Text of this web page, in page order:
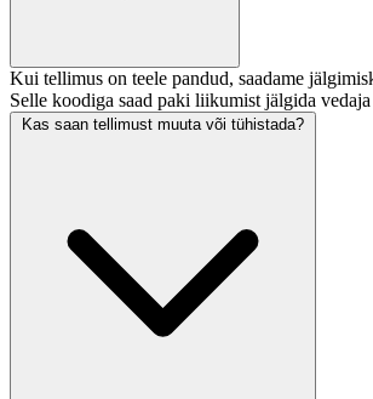
Kui tellimus on teele pandud, saadame
Selle koodiga saad paki liikumist jälgida
Kas saan tellimust muuta või tühistada?